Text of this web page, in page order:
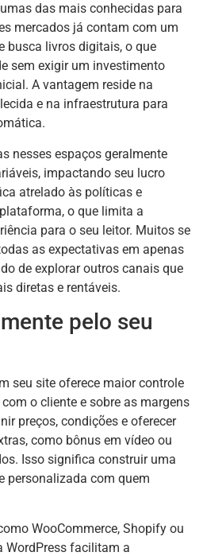
das mais conhecidas para
mercados já contam com um
busca livros digitais, o que
sem exigir um investimento
A vantagem reside na
e na infraestrutura para
nesses espaços geralmente
impactando seu lucro
atrelado às políticas e
o que limita a
para o seu leitor. Muitos se
as expectativas em apenas
de explorar outros canais que
diretas e rentáveis.
pelo seu
seu site oferece maior controle
o cliente e sobre as margens
preços, condições e oferecer
como bônus em vídeo ou
Isso significa construir uma
personalizada com quem
WooCommerce, Shopify ou
WordPress facilitam a